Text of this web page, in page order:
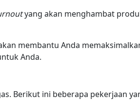
yang akan menghambat
membantu Anda
Anda.
Berikut ini beberapa pekerjaan